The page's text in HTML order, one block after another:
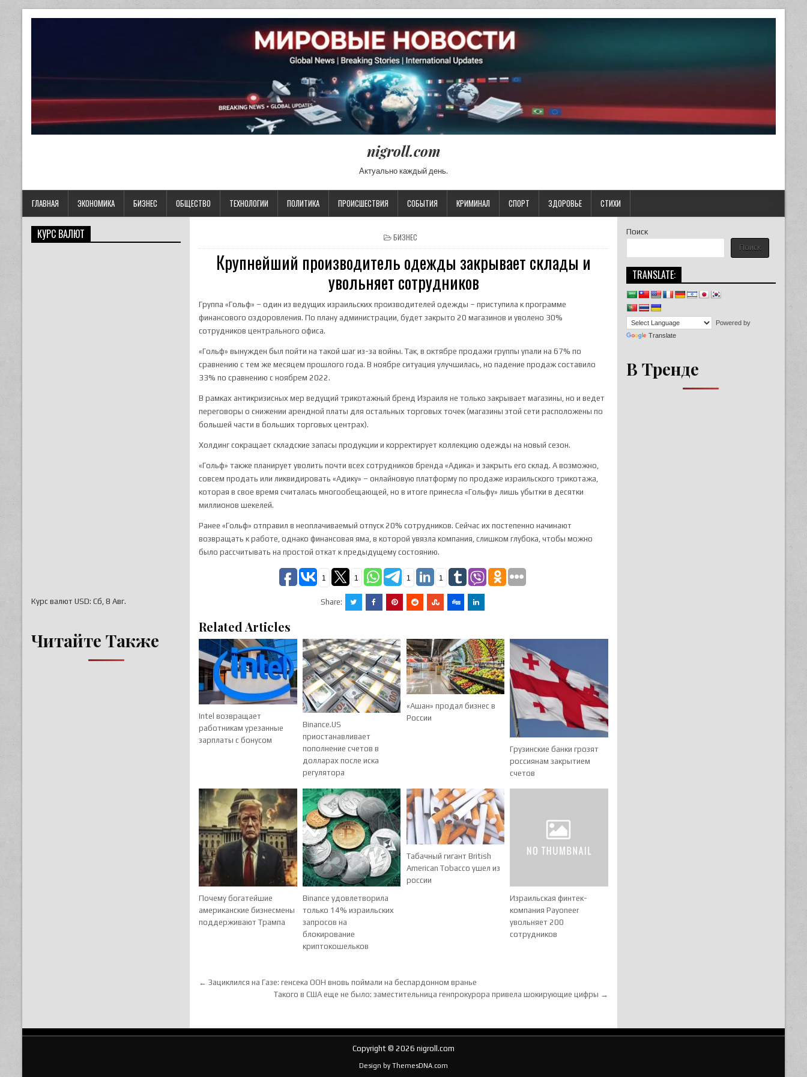
nigroll.com
Актуально каждый день.
ГЛАВНАЯ ЭКОНОМИКА БИЗНЕС ОБЩЕСТВО ТЕХНОЛОГИИ ПОЛИТИКА ПРОИСШЕСТВИЯ СОБЫТИЯ КРИМИНАЛ СПОРТ ЗДОРОВЬЕ СТИХИ
POSTED IN
БИЗНЕС
Крупнейший производитель одежды закрывает склады и
увольняет сотрудников
Группа «Гольф» – один из ведущих израильских производителей одежды – приступила к программе
финансового оздоровления. По плану администрации, будет закрыто 20 магазинов и уволено 30%
сотрудников центрального офиса.
«Гольф» вынужден был пойти на такой шаг из-за войны. Так, в октябре продажи группы упали на 67% по
сравнению с тем же месяцем прошлого года. В ноябре ситуация улучшилась, но падение продаж составило
33% по сравнению с ноябрем 2022.
В рамках антикризисных мер ведущий трикотажный бренд Израиля не только закрывает магазины, но и ведет
переговоры о снижении арендной платы для остальных торговых точек (магазины этой сети расположены по
большей части в больших торговых центрах).
Холдинг сокращает складские запасы продукции и корректирует коллекцию одежды на новый сезон.
«Гольф» также планирует уволить почти всех сотрудников бренда «Адика» и закрыть его склад. А возможно,
совсем продать или ликвидировать «Адику» – онлайновую платформу по продаже израильского трикотажа,
которая в свое время считалась многообещающей, но в итоге принесла «Гольфу» лишь убытки в десятки
миллионов шекелей.
Ранее «Гольф» отправил в неоплачиваемый отпуск 20% сотрудников. Сейчас их постепенно начинают
возвращать к работе, однако финансовая яма, в которой увязла компания, слишком глубока, чтобы можно
было рассчитывать на простой откат к предыдущему состоянию.
1 1 1 1
Share:
Related Articles
Intel возвращает
работникам урезанные
зарплаты с бонусом
Binance.US
приостанавливает
пополнение счетов в
долларах после иска
регулятора
«Ашан» продал бизнес в
России
Грузинские банки грозят
россиянам закрытием
счетов
Почему богатейшие
американские бизнесмены
поддерживают Трампа
Binance удовлетворила
только 14% израильских
запросов на
блокирование
криптокошельков
Табачный гигант British
American Tobacco ушел из
россии
Израильская финтек-
компания Payoneer
увольняет 200
сотрудников
Навигация по записям
← Зациклился на Газе: генсека ООН вновь поймали на беспардонном вранье
Такого в США еще не было: заместительница генпрокурора привела шокирующие цифры →
Поиск
Поиск
TRANSLATE:
Powered by
Translate
В Тренде
КУРС ВАЛЮТ
Курс валют USD: Сб, 8 Авг.
Читайте Также
Copyright © 2026 nigroll.com
Design by ThemesDNA.com